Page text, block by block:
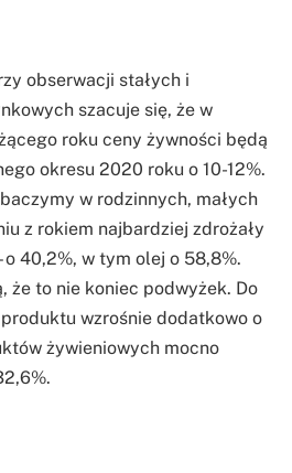
obserwacji stałych i
szacuje się, że w
roku ceny żywności będą
okresu 2020 roku o 10-12%.
w rodzinnych, małych
z rokiem najbardziej zdrożały
o 40,2%, w tym olej o 58,8%.
że to nie koniec podwyżek. Do
wzrośnie dodatkowo o
żywieniowych mocno